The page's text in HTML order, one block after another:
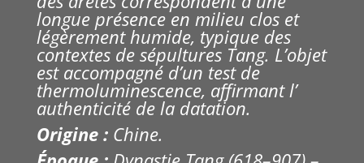
longue présence en milieu clos et
légèrement humide, typique des
contextes de sépultures Tang. L’objet
est accompagné d’un test de
thermoluminescence, affirmant l’
authenticité de la datation.
Origine :Chine.